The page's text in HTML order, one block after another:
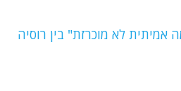
k
אמיתית לא מוכרזת" בין רוסיה